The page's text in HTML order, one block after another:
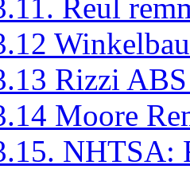
Reul
Rizzi
Moore
NHTSA: